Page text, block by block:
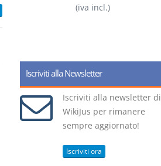
(iva incl.)
Iscriviti alla Newsletter
Iscriviti alla newsletter di
WikiJus per rimanere
sempre aggiornato!
Iscriviti ora